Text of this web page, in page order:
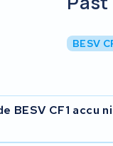
BESV
BESV CF1 accu